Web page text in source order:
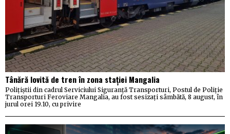
Tânără lovită de tren în zona stației Mangalia
Polițiștii din cadrul Serviciului Siguranță Transporturi, Postul de Poliție
Transporturi Feroviare Mangalia, au fost sesizați sâmbătă, 8 august, în
jurul orei 19.10, cu privire